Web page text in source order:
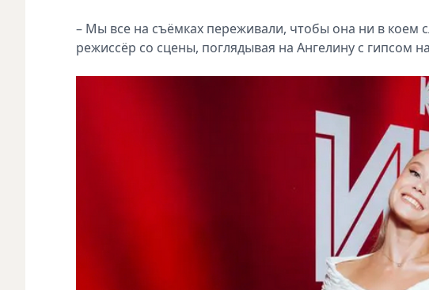
– Мы все на съёмках переживали, чтобы она ни в коем
режиссёр со сцены, поглядывая на Ангелину с гипсом